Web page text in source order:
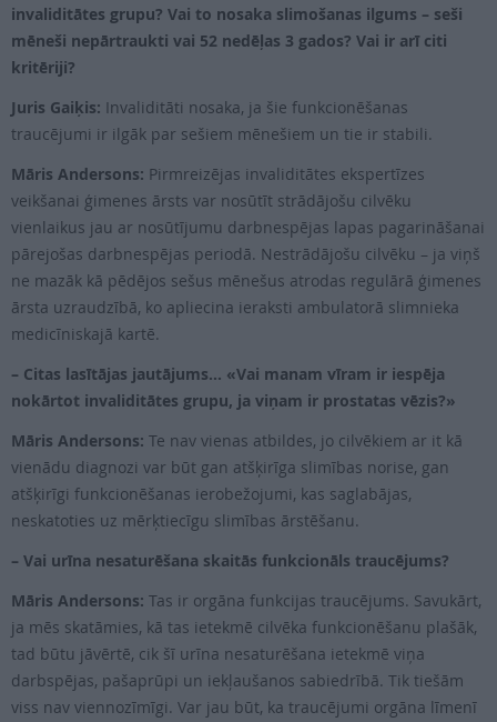
invaliditātes grupu? Vai to nosaka slimošanas ilgums – seši
mēneši nepārtraukti vai 52 nedēļas 3 gados? Vai ir arī citi
kritēriji?
Juris Gaiķis: Invaliditāti nosaka, ja šie funkcionēšanas
traucējumi ir ilgāk par sešiem mēnešiem un tie ir stabili.
Māris Andersons: Pirmreizējas invaliditātes ekspertīzes
veikšanai ģimenes ārsts var nosūtīt strādājošu cilvēku
vienlaikus jau ar nosūtījumu darbnespējas lapas pagarināšanai
pārejošas darbnespējas periodā. Nestrādājošu cilvēku – ja viņš
ne mazāk kā pēdējos sešus mēnešus atrodas regulārā ģimenes
ārsta uzraudzībā, ko apliecina ieraksti ambulatorā slimnieka
medicīniskajā kartē.
– Citas lasītājas jautājums… «Vai manam vīram ir iespēja
nokārtot invaliditātes grupu, ja viņam ir prostatas vēzis?»
Māris Andersons: Te nav vienas atbildes, jo cilvēkiem ar it kā
vienādu diagnozi var būt gan atšķirīga slimības norise, gan
atšķirīgi funkcionēšanas ierobežojumi, kas saglabājas,
neskatoties uz mērķtiecīgu slimības ārstēšanu.
– Vai urīna nesaturēšana skaitās funkcionāls traucējums?
Māris Andersons: Tas ir orgāna funkcijas traucējums. Savukārt,
ja mēs skatāmies, kā tas ietekmē cilvēka funkcionēšanu plašāk,
tad būtu jāvērtē, cik šī urīna nesaturēšana ietekmē viņa
darbspējas, pašaprūpi un iekļaušanos sabiedrībā. Tik tiešām
viss nav viennozīmīgi. Var jau būt, ka traucējumi orgāna līmenī